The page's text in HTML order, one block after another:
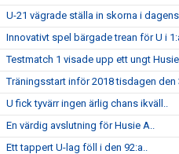
U-21 vägrade ställa in skorna i dagens
Innovativt spel bärgade trean för U i
Testmatch 1 visade upp ett ungt Husie..
Träningsstart inför 2018 tisdagen den
U fick tyvärr ingen ärlig chans ikväll..
En värdig avslutning för Husie A..
Ett tappert U-lag föll i den 92:a..